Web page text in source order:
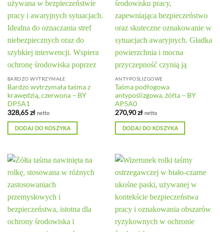
BARDZO WYTRZYMAŁE
Bardzo wytrzymała taśma z
krawędzią, czerwona – BY
DP5A1
328,65zł netto
DODAJ DO KOSZYKA
ANTYPOŚLIZGOWE
Taśma podłogowa
antypoślizgowa, żółta – BY
AP5A0
270,90zł netto
DODAJ DO KOSZYKA